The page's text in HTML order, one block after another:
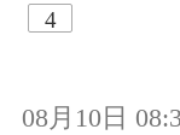
4
08月10日